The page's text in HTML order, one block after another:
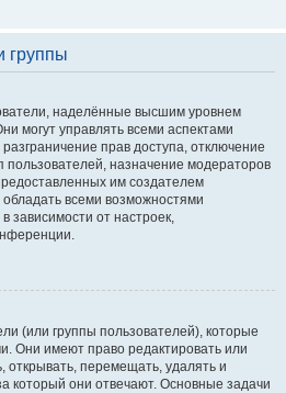
группы
наделённые высшим уровнем
могут управлять всеми аспектами
прав доступа, отключение
пользователей, назначение модераторов
им создателем
всеми возможностями
зависимости от настроек,
(или группы пользователей), которые
Они имеют право редактировать или
открывать, перемещать, удалять и
который они отвечают. Основные задачи